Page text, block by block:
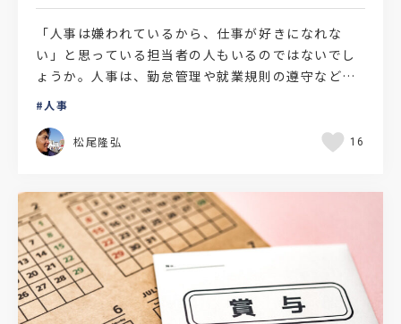
「人事は嫌われているから、仕事が好きになれな
い」と思っている担当者の人もいるのではないでし
ょうか。人事は、勤怠管理や就業規則の遵守など
「人の管理」を行い、時には周囲に対して毅然とし
人事
松尾隆弘 16